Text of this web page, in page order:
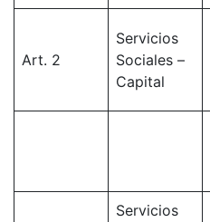
Art. 2
Servicios
Sociales –
Capital
Servicios